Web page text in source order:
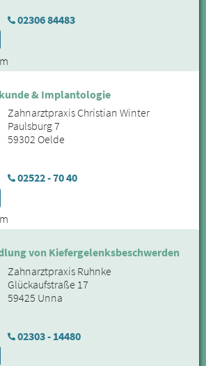
02306 84483
& Implantologie
Zahnarztpraxis Christian Winter
Paulsburg 7
59302 Oelde
02522 - 70 40
von Kiefergelenksbeschwerden
Zahnarztpraxis Ruhnke
Glückaufstraße 17
59425 Unna
02303 - 14480